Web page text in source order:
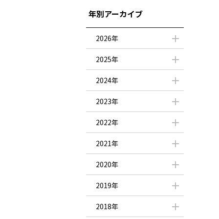
年別アーカイブ
2026年
2025年
2024年
2023年
2022年
2021年
2020年
2019年
2018年